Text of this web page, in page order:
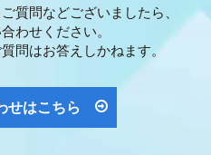
質問などございましたら、
わせください。
問はお答えしかねます。
せはこちら